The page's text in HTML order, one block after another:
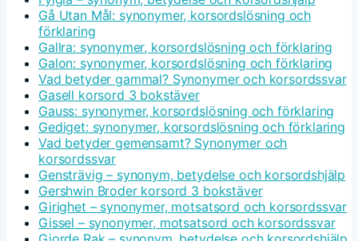
Gå Utan Mål: synonymer, korsordslösning och
förklaring
Gallra: synonymer, korsordslösning och förklaring
Galon: synonymer, korsordslösning och förklaring
Vad betyder gammal? Synonymer och korsordssvar
Gasell korsord 3 bokstäver
Gauss: synonymer, korsordslösning och förklaring
Gediget: synonymer, korsordslösning och förklaring
Vad betyder gemensamt? Synonymer och
korsordssvar
Gensträvig – synonym, betydelse och korsordshjälp
Gershwin Broder korsord 3 bokstäver
Girighet – synonymer, motsatsord och korsordssvar
Gissel – synonymer, motsatsord och korsordssvar